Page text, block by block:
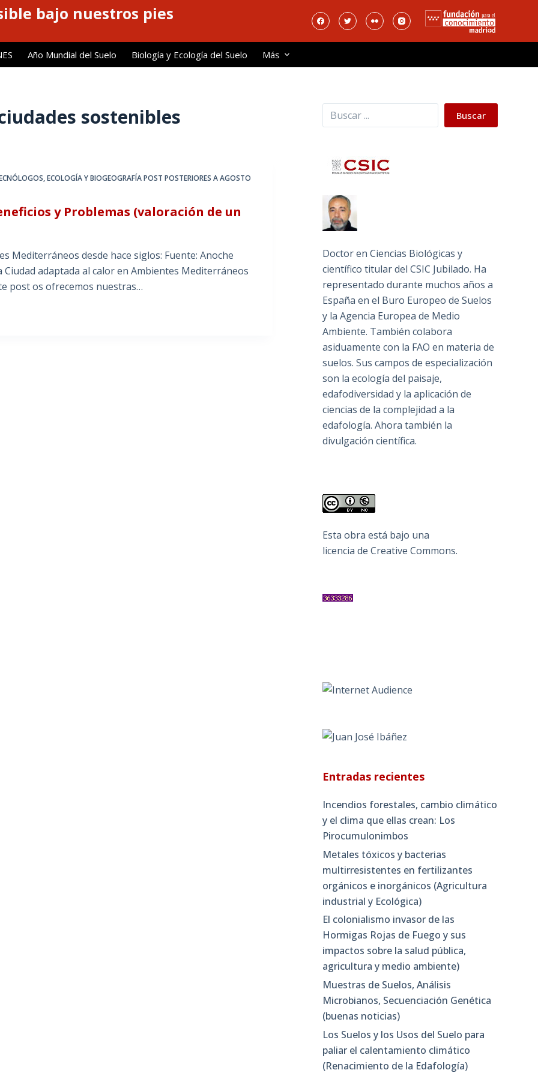
bajo nuestros pies
Año Mundial del Suelo Biología y Ecología del Suelo Más
sostenibles
,ECOLOGÍA Y BIOGEOGRAFÍA POST POSTERIORES A AGOSTO
y Problemas (valoración de un
Mediterráneos desde hace siglos: Fuente: Anoche
adaptada al calor en Ambientes Mediterráneos
post os ofrecemos nuestras…
Buscar Buscar
Doctor en Ciencias Biológicas y
científico titular del CSIC Jubilado. Ha
representado durante muchos años a
España en el Buro Europeo de Suelos
y la Agencia Europea de Medio
Ambiente. También colabora
asiduamente con la FAO en materia de
suelos. Sus campos de especialización
son la ecología del paisaje,
edafodiversidad y la aplicación de
ciencias de la complejidad a la
edafología. Ahora también la
divulgación científica.
Esta obra está bajo una
licencia de Creative Commons.
Entradas recientes
Incendios forestales, cambio climático
y el clima que ellas crean: Los
Pirocumulonimbos
Metales tóxicos y bacterias
multirresistentes en fertilizantes
orgánicos e inorgánicos (Agricultura
industrial y Ecológica)
El colonialismo invasor de las
Hormigas Rojas de Fuego y sus
impactos sobre la salud pública,
agricultura y medio ambiente)
Muestras de Suelos, Análisis
Microbianos, Secuenciación Genética
(buenas noticias)
Los Suelos y los Usos del Suelo para
paliar el calentamiento climático
(Renacimiento de la Edafología)